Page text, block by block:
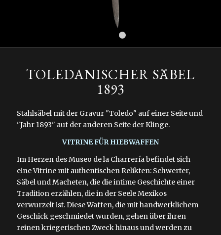
TOLEDANISCHER SÄBEL
1893
Stahlsäbel mit der Gravur "Toledo" auf einer Seite und
"Jahr 1893" auf der anderen Seite der Klinge.
VITRINE FÜR HIEBWAFFEN
Im Herzen des Museo de la Charrería befindet sich
eine Vitrine mit authentischen Relikten: Schwerter,
Säbel und Macheten, die die intime Geschichte einer
Tradition erzählen, die in der Seele Mexikos
verwurzelt ist. Diese Waffen, die mit handwerklichem
Geschick geschmiedet wurden, gehen über ihren
reinen kriegerischen Zweck hinaus und werden zu